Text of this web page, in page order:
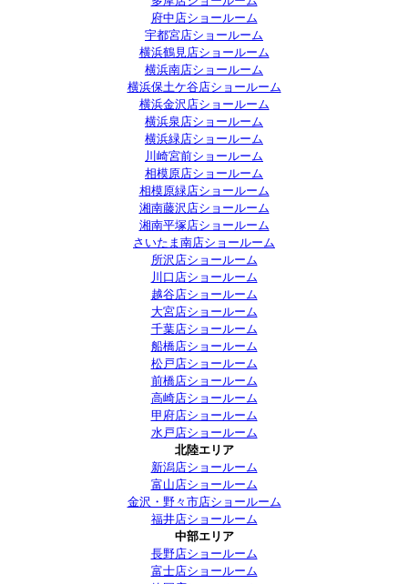
府中店ショールーム
宇都宮店ショールーム
横浜鶴見店ショールーム
横浜南店ショールーム
横浜保土ケ谷店ショールーム
横浜金沢店ショールーム
横浜泉店ショールーム
横浜緑店ショールーム
川崎宮前ショールーム
相模原店ショールーム
相模原緑店ショールーム
湘南藤沢店ショールーム
湘南平塚店ショールーム
さいたま南店ショールーム
所沢店ショールーム
川口店ショールーム
越谷店ショールーム
大宮店ショールーム
千葉店ショールーム
船橋店ショールーム
松戸店ショールーム
前橋店ショールーム
高崎店ショールーム
甲府店ショールーム
水戸店ショールーム
北陸エリア
新潟店ショールーム
富山店ショールーム
金沢・野々市店ショールーム
福井店ショールーム
中部エリア
長野店ショールーム
富士店ショールーム